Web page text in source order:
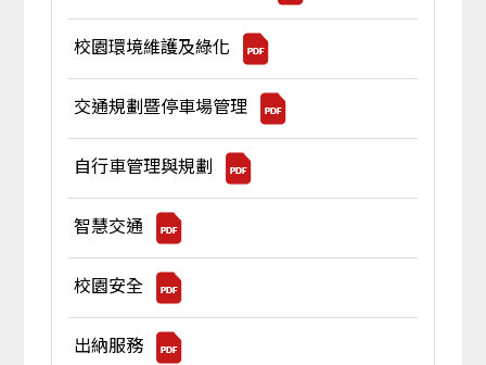
校園環境維護及綠化
交通規劃暨停車場管理
自行車管理與規劃
智慧交通
校園安全
出納服務